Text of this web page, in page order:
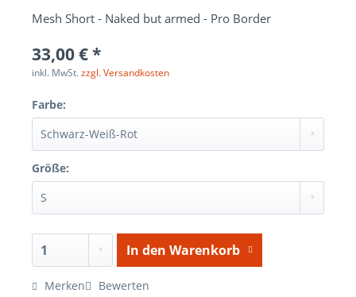
Mesh Short - Naked but armed - Pro Border
33,00 € *
inkl. MwSt.zzgl. Versandkosten
Farbe:
Größe:
In den Warenkorb
Merken Bewerten